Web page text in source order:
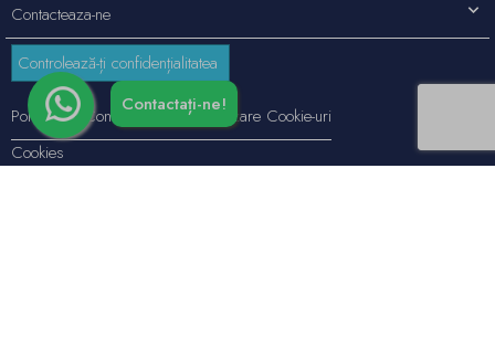
Contacteaza-ne
Controlează-ți confidențialitatea
Politica de Confidentialitate si Utilizare Cookie-uri
Cookies
Contactați-ne!